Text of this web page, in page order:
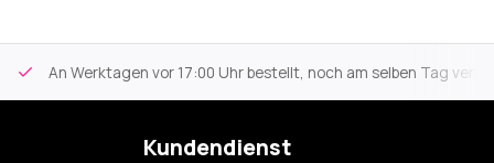
An Werktagen vor 17:00 Uhr bestellt, noch am selben Tag
Kundendienst